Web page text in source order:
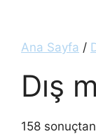
Ana Sayfa /
Dış
158